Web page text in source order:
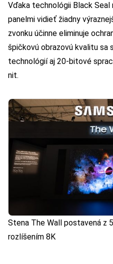
Vďaka technológii Black
panelmi vidieť žiadny
zvonku účinne eliminuje
špičkovú obrazovú kvalitu sa
technológií aj 20-bitové
nit.
Stena The Wall postavená z
rozlíšením 8K